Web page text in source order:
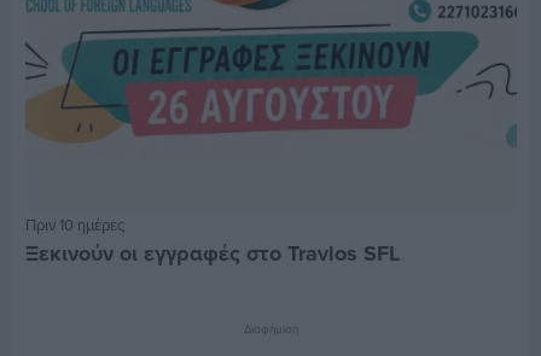
Πριν 10 ημέρες
Ξεκινούν οι εγγραφές στο Travlos SFL
Διαφήμιση